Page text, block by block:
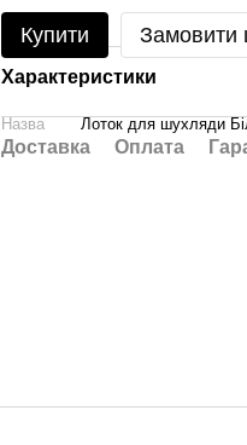
Купити Замовити
Характеристики
Назва Лоток для шухляди
Доставка Оплата